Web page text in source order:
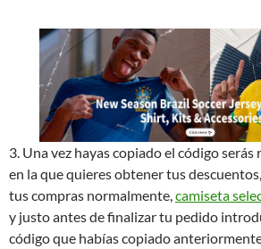
3. Una vez hayas copiado el código
en la que quieres obtener tus
tus compras normalmente,camiseta
y justo antes de finalizar tu pedido
código que habías copiado